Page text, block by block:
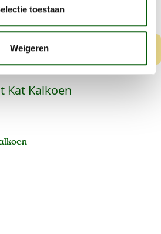
toestaan
Weigeren
Kat Kalkoen